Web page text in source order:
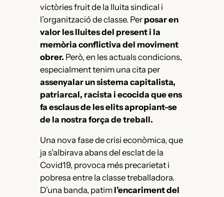
victòries fruit de la lluita sindical i
l’organització de classe. Per posar en
valor les lluites del present i la
memòria conflictiva del moviment
obrer. Però, en les actuals condicions,
especialment tenim una cita per
assenyalar un sistema capitalista,
patriarcal, racista i ecocida que ens
fa esclaus de les elits apropiant-se
de la nostra força de treball.
Una nova fase de crisi econòmica, que
ja s’albirava abans del esclat de la
Covid19, provoca més precarietat i
pobresa entre la classe treballadora.
D’una banda, patim l’encariment del